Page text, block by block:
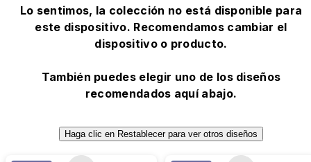
Lo sentimos, la colección no está disponible para
este dispositivo. Recomendamos cambiar el
dispositivo o producto.
También puedes elegir uno de los diseños
recomendados aquí abajo.
Haga clic en Restablecer para ver otros diseños